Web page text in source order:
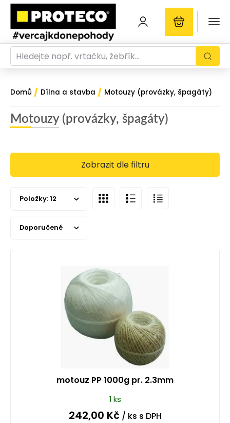
Domů / Dílna a stavba / Motouzy (provázky, špagáty)
Motouzy (provázky, špagáty)
Zobrazit dle filtru
Položky: 12
Doporučené
motouz PP 1000g pr. 2.3mm
1 ks
242,00 Kč/ ks s DPH